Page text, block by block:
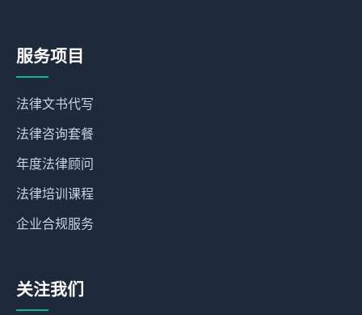
服务项目
法律文书代写
法律咨询套餐
年度法律顾问
法律培训课程
企业合规服务
关注我们